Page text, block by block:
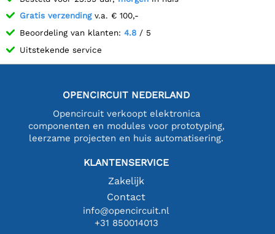
Gratis verzendingv.a. € 100,-
Beoordeling van klanten: 4.8 / 5
Uitstekende service
OPENCIRCUIT NEDERLAND
Opencircuit verkoopt elektronica
componenten en modules voor prototyping,
leerzame projecten en huis automatisering.
KLANTENSERVICE
Zakelijk
Contact
info@opencircuit.nl
+31 850014013